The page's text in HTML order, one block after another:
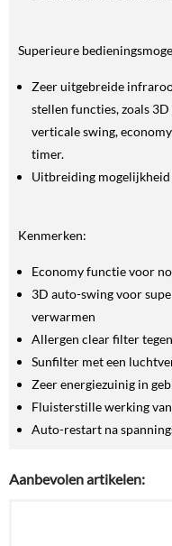
Superieure
Zeer uitgebreide
stellen functies, zoals
verticale swing,
timer.
Uitbreiding
Kenmerken:
Economy functie voor
3D auto-swing voor
verwarmen
Allergen clear filter
Sunfilter met een
Zeer energiezuinig in
Fluisterstille werking
Auto-restart na
Aanbevolen artikelen: